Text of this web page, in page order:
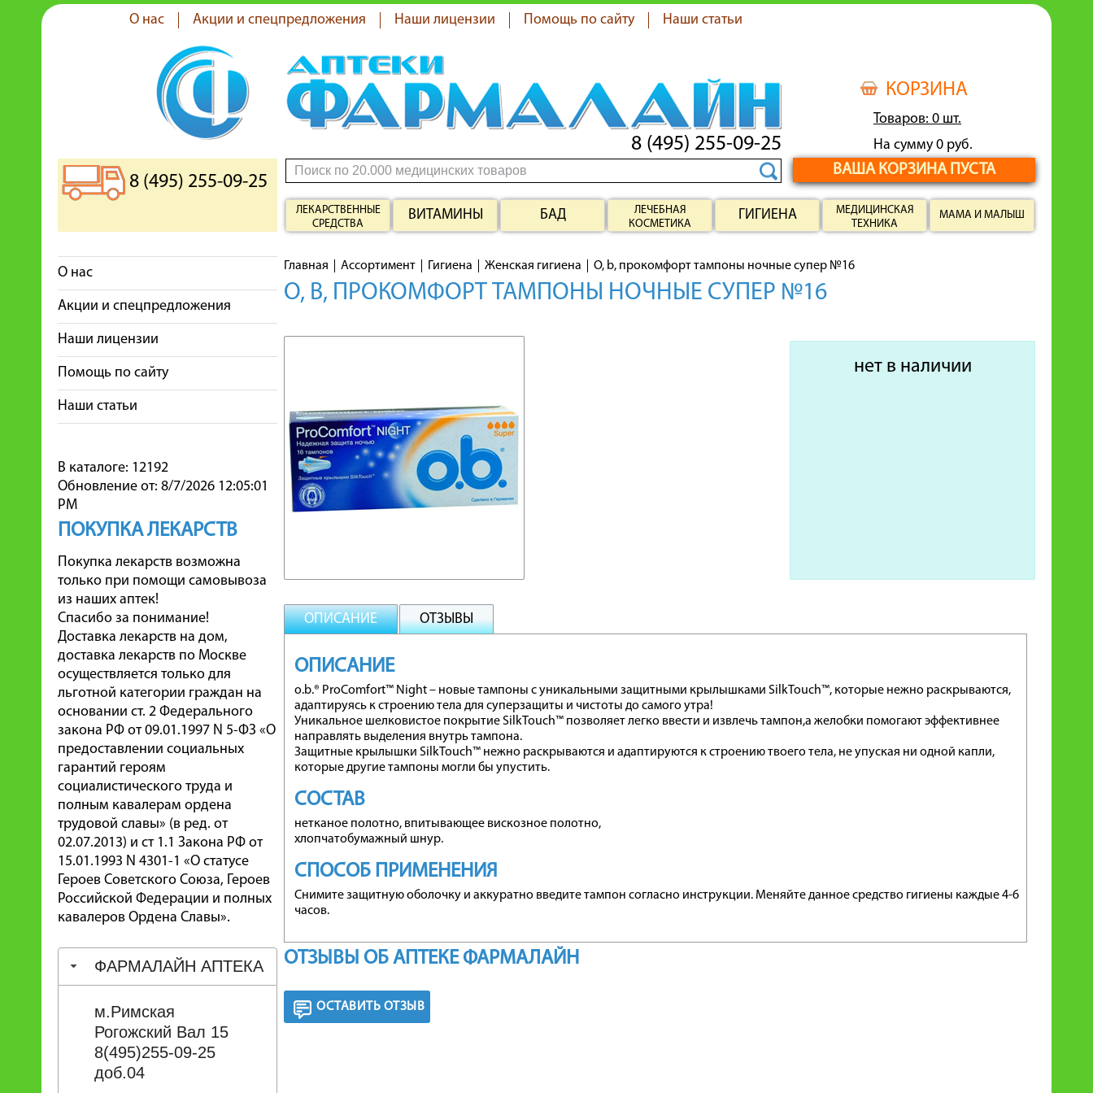
О нас Акции и спецпредложения Наши лицензии Помощь по сайту Наши статьи
КОРЗИНА
Товаров: 0 шт.
На сумму 0 руб.
ВАША КОРЗИНА ПУСТА
8 (495) 255-09-25
8 (495) 255-09-25
ЛЕКАРСТВЕННЫЕ
СРЕДСТВА
ВИТАМИНЫ БАД
ЛЕЧЕБНАЯ
КОСМЕТИКА
ГИГИЕНА
МЕДИЦИНСКАЯ
ТЕХНИКА
МАМА И МАЛЫШ
О нас
Акции и спецпредложения
Наши лицензии
Помощь по сайту
Наши статьи
В каталоге: 12192
Обновление от: 8/7/2026 12:05:01
PM
ПОКУПКА ЛЕКАРСТВ
Покупка лекарств возможна
только при помощи самовывоза
из наших аптек!
Спасибо за понимание!
Доставка лекарств на дом,
доставка лекарств по Москве
осуществляется только для
льготной категории граждан на
основании ст. 2 Федерального
закона РФ от 09.01.1997 N 5-ФЗ «О
предоставлении социальных
гарантий героям
социалистического труда и
полным кавалерам ордена
трудовой славы» (в ред. от
02.07.2013) и ст 1.1 Закона РФ от
15.01.1993 N 4301-1 «О статусе
Героев Советского Союза, Героев
Российской Федерации и полных
кавалеров Ордена Славы».
ФАРМАЛАЙН АПТЕКА
м.Римская
Рогожский Вал 15
8(495)255-09-25
доб.04
Главная Ассортимент Гигиена Женская гигиена O, b, прокомфорт тампоны ночные супер №16
O, B, ПРОКОМФОРТ ТАМПОНЫ НОЧНЫЕ СУПЕР №16
нет в наличии
ОПИСАНИЕ ОТЗЫВЫ
ОПИСАНИЕ
o.b.® ProComfort™ Night – новые тампоны с уникальными защитными крылышками SilkTouch™, которые нежно раскрываются,
адаптируясь к строению тела для суперзащиты и чистоты до самого утра!
Уникальное шелковистое покрытие SilkTouch™ позволяет легко ввести и извлечь тампон,а желобки помогают эффективнее
направлять выделения внутрь тампона.
Защитные крылышки SilkTouch™ нежно раскрываются и адаптируются к строению твоего тела, не упуская ни одной капли,
которые другие тампоны могли бы упустить.
СОСТАВ
нетканое полотно, впитывающее вискозное полотно,
хлопчатобумажный шнур.
СПОСОБ ПРИМЕНЕНИЯ
Снимите защитную оболочку и аккуратно введите тампон согласно инструкции. Меняйте данное средство гигиены каждые 4-6
часов.
ОТЗЫВЫ ОБ АПТЕКЕ ФАРМАЛАЙН
ОСТАВИТЬ ОТЗЫВ